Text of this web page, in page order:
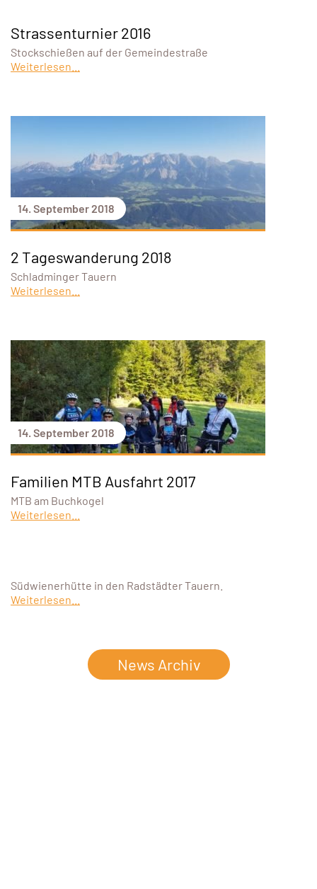
Strassenturnier 2016
Stockschießen auf der Gemeindestraße
Weiterlesen...
14. September 2018
2 Tageswanderung 2018
Schladminger Tauern
Weiterlesen...
14. September 2018
Familien MTB Ausfahrt 2017
MTB am Buchkogel
Weiterlesen...
Südwienerhütte in den Radstädter Tauern.
Weiterlesen...
News Archiv